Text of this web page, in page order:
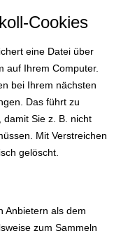
Cookies
eine Datei über
auf Ihrem Computer.
bei Ihrem nächsten
Das führt zu
Sie z. B. nicht
Mit Verstreichen
gelöscht.
Anbietern als dem
zum Sammeln